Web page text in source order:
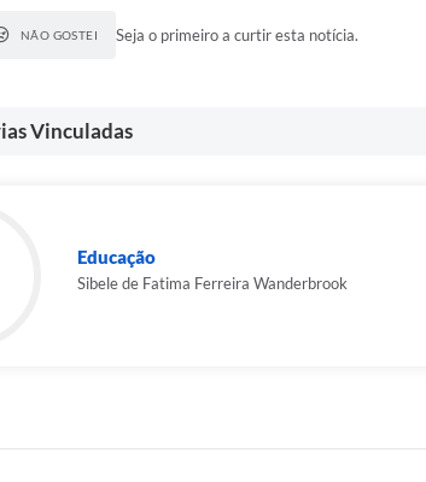
NÃO GOSTEI Seja o primeiro a curtir esta notícia.
Vinculadas
Educação
Sibele de Fatima Ferreira Wanderbrook